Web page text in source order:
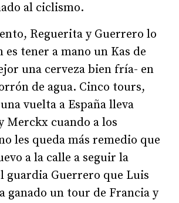
al ciclismo.
Reguerita y Guerrero lo
es tener a mano un Kas de
una cerveza bien fría- en
de agua. Cinco tours,
vuelta a España lleva
Merckx cuando a los
les queda más remedio que
a la calle a seguir la
guardia Guerrero que Luis
ganado un tour de Francia y